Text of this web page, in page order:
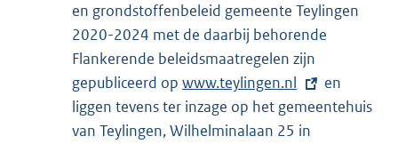
en grondstoffenbeleid gemeente Teylingen
2020-2024 met de daarbij behorende
Flankerende beleidsmaatregelen zijn
gepubliceerd op E
x
t
www.teylingen.nl
en
liggen tevens ter inzage op het gemeentehuis
van Teylingen, Wilhelminalaan 25 in